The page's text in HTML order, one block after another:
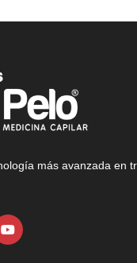
más avanzada en